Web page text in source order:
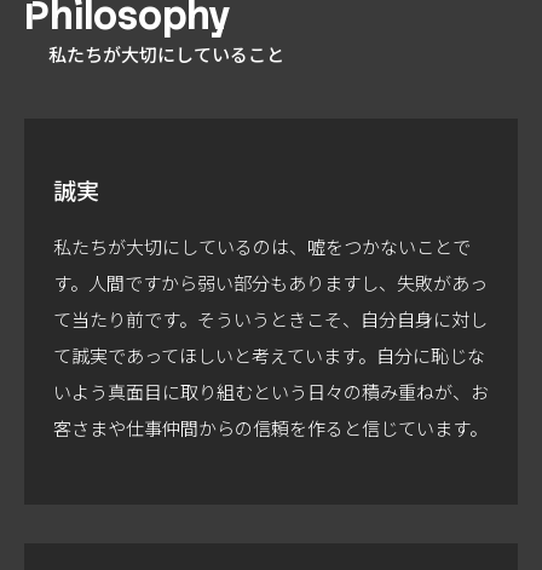
Philosophy
私たちが大切にしていること
誠実
私たちが大切にしているのは、嘘をつかないことで
す。人間ですから弱い部分もありますし、失敗があっ
て当たり前です。そういうときこそ、自分自身に対し
て誠実であってほしいと考えています。自分に恥じな
いよう真面目に取り組むという日々の積み重ねが、お
客さまや仕事仲間からの信頼を作ると信じています。